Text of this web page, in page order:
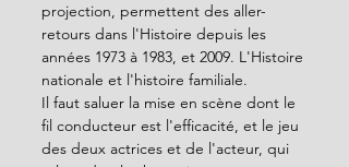
projection, permettent des aller-
retours dans l'Histoire depuis les
années 1973 à 1983, et 2009. L'Histoire
nationale et l'histoire familiale.
Il faut saluer la mise en scène dont le
fil conducteur est l'efficacité, et le jeu
des deux actrices et de l'acteur, qui